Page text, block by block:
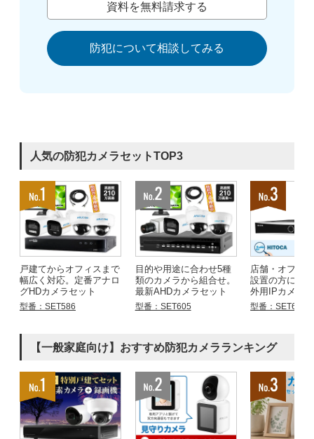
資料を無料請求する
防犯について相談してみる
人気の防犯カメラセットTOP3
戸建てからオフィスまで
幅広く対応。定番アナロ
グHDカメラセット
型番：SET586
目的や用途に合わせ5種
類のカメラから組合せ。
最新AHDカメラセット
型番：SET605
店舗・オフィ
設置の方にお
外用IPカメラ
型番：SET683
【一般家庭向け】おすすめ防犯カメラランキング